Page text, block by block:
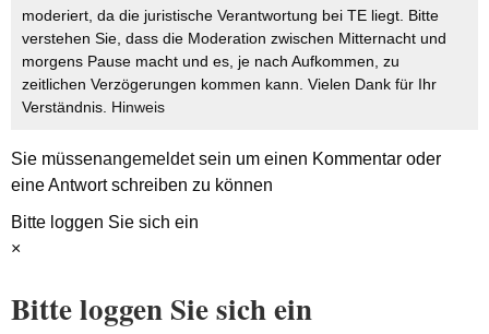
moderiert, da die juristische Verantwortung bei TE liegt. Bitte
verstehen Sie, dass die Moderation zwischen Mitternacht und
morgens Pause macht und es, je nach Aufkommen, zu
zeitlichen Verzögerungen kommen kann. Vielen Dank für Ihr
Verständnis. Hinweis
Sie müssenangemeldetsein um einen Kommentar oder
eine Antwort schreiben zu können
Bitte loggen Sie sich ein
×
Bitte loggen Sie sich ein